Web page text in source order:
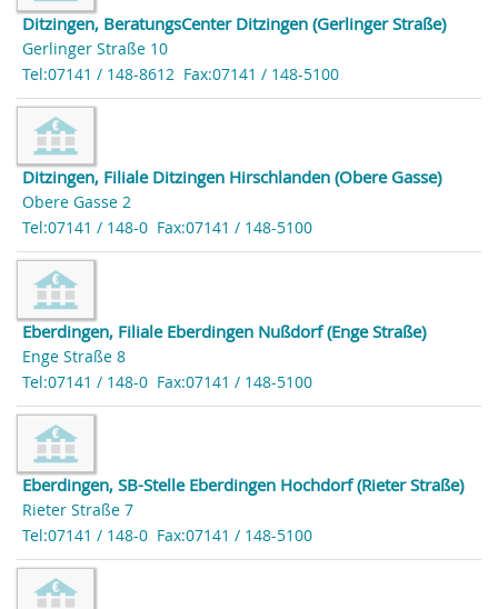
Ditzingen, BeratungsCenter Ditzingen (Gerlinger Straße)
Gerlinger Straße 10
Tel:07141 / 148-8612 Fax:07141 / 148-5100
Ditzingen, Filiale Ditzingen Hirschlanden (Obere Gasse)
Obere Gasse 2
Tel:07141 / 148-0 Fax:07141 / 148-5100
Eberdingen, Filiale Eberdingen Nußdorf (Enge Straße)
Enge Straße 8
Tel:07141 / 148-0 Fax:07141 / 148-5100
Eberdingen, SB-Stelle Eberdingen Hochdorf (Rieter Straße)
Rieter Straße 7
Tel:07141 / 148-0 Fax:07141 / 148-5100